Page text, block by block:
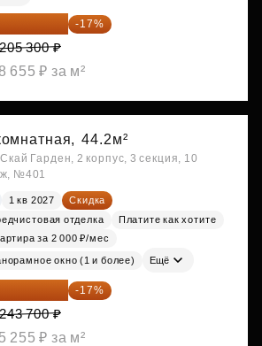
090 399 ₽ -17%
300 ₽
655 ₽ за м²
44.2м²
Гарден, 2 корпус, 3 секция, 10
№401
1 кв 2027
Скидка
отделка
Платите как хотите
за 2 000 ₽/мес
окно (1 и более) Ещё
122 271 ₽ -17%
700 ₽
255 ₽ за м²